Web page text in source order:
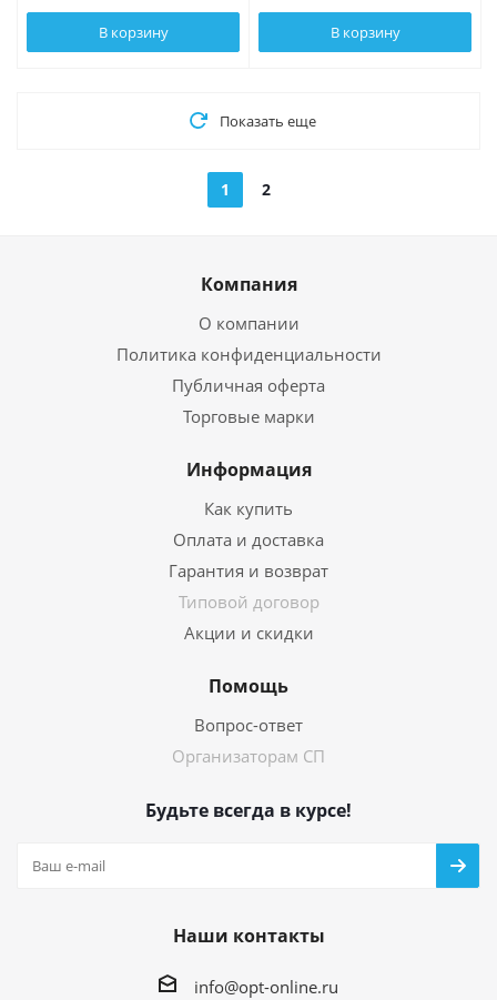
В корзину В корзину
Показать еще
1 2
Компания
О компании
Политика конфиденциальности
Публичная оферта
Торговые марки
Информация
Как купить
Оплата и доставка
Гарантия и возврат
Типовой договор
Акции и скидки
Помощь
Вопрос-ответ
Организаторам СП
Будьте всегда в курсе!
Наши контакты
info@opt-online.ru